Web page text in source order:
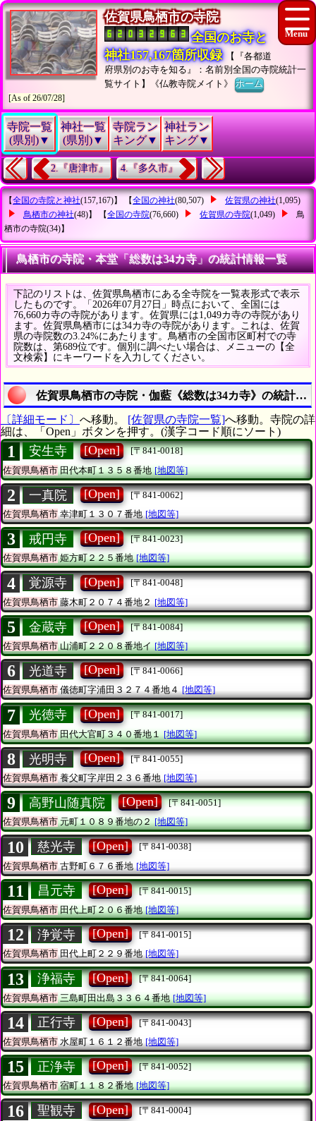
佐賀県鳥栖市の寺院
全国のお寺と
神社157,167箇所収録
【『各都道
府県別のお寺を知る』：名前別全国の寺院統計一
覧サイト】《仏教寺院メイト》ホーム
[As of 26/07/28]
寺院一覧
(県別)▼
神社一覧
(県別)▼
寺院ラン
キング▼
神社ラン
キング▼
2.『唐津市』 4.『多久市』
【全国の寺院と神社(157,167)】 【全国の神社(80,507) 佐賀県の神社(1,095)
鳥栖市の神社(48)】 【全国の寺院(76,660) 佐賀県の寺院(1,049)
鳥
栖市の寺院(34)】
鳥栖市の寺院・本堂「総数は34カ寺」の統計情報一覧
下記のリストは、佐賀県鳥栖市にある全寺院を一覧表形式で表示
したものです。「2026年07月27日」時点において、全国には
76,660カ寺の寺院があります。佐賀県には1,049カ寺の寺院があり
ます。佐賀県鳥栖市には34カ寺の寺院があります。これは、佐賀
県の寺院数の3.24%にあたります。鳥栖市の全国市区町村での寺
院数は、第689位です。個別に調べたい場合は、メニューの【全
文検索】にキーワードを入力してください。
佐賀県鳥栖市の寺院・伽藍《総数は34カ寺》の統計調
〔詳細モード〕 へ移動。 [佐賀県の寺院一覧]へ移動。寺院の詳
細は、「Open」ボタンを押す。(漢字コード順にソート)
1 安生寺 [Open]
[〒841-0018]
佐賀県鳥栖市田代本町１３５８番地 [地図等]
2 一真院 [Open]
[〒841-0062]
佐賀県鳥栖市幸津町１３０７番地 [地図等]
3 戒円寺 [Open]
[〒841-0023]
佐賀県鳥栖市姫方町２２５番地 [地図等]
4 覚源寺 [Open]
[〒841-0048]
佐賀県鳥栖市 藤木町２０７４番地２ [地図等]
5 金蔵寺 [Open]
[〒841-0084]
佐賀県鳥栖市山浦町２２０８番地イ [地図等]
6 光道寺 [Open]
[〒841-0066]
佐賀県鳥栖市儀徳町字浦田３２７４番地４ [地図等]
7 光徳寺 [Open]
[〒841-0017]
佐賀県鳥栖市田代大官町３４０番地１ [地図等]
8 光明寺 [Open]
[〒841-0055]
佐賀県鳥栖市養父町字岸田２３６番地 [地図等]
9 高野山随真院 [Open]
[〒841-0051]
佐賀県鳥栖市元町１０８９番地の２ [地図等]
10 慈光寺 [Open]
[〒841-0038]
佐賀県鳥栖市 古野町６７６番地 [地図等]
11 昌元寺 [Open]
[〒841-0015]
佐賀県鳥栖市田代上町２０６番地 [地図等]
12 浄覚寺 [Open]
[〒841-0015]
佐賀県鳥栖市田代上町２２９番地 [地図等]
13 浄福寺 [Open]
[〒841-0064]
佐賀県鳥栖市三島町田出島３３６４番地 [地図等]
14 正行寺 [Open]
[〒841-0043]
佐賀県鳥栖市 水屋町１６１２番地 [地図等]
15 正浄寺 [Open]
[〒841-0052]
佐賀県鳥栖市宿町１１８２番地 [地図等]
16 聖観寺 [Open]
[〒841-0004]